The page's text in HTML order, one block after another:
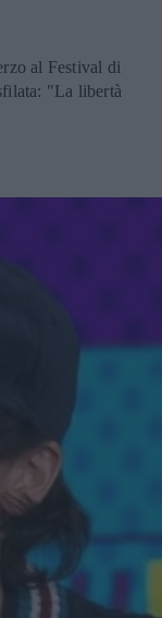
al Festival di
"La libertà